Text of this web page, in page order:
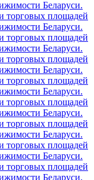
Беларуси.
торговых площадей
Беларуси.
торговых площадей
Беларуси.
торговых площадей
Беларуси.
торговых площадей
Беларуси.
торговых площадей
Беларуси.
торговых площадей
Беларуси.
торговых площадей
Беларуси.
торговых площадей
Беларуси.